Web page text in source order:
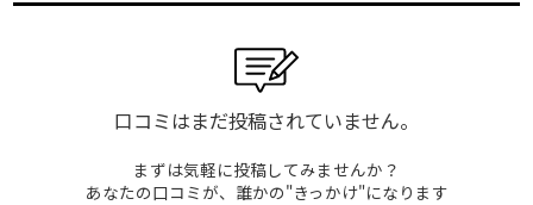
口コミはまだ投稿されていません。
まずは気軽に投稿してみませんか？
あなたの口コミが、誰かの"きっかけ"になります